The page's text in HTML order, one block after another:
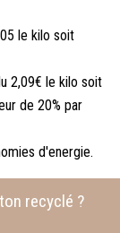
le kilo soit
2,09€ le kilo soit
de 20% par
d'energie.
recyclé ?